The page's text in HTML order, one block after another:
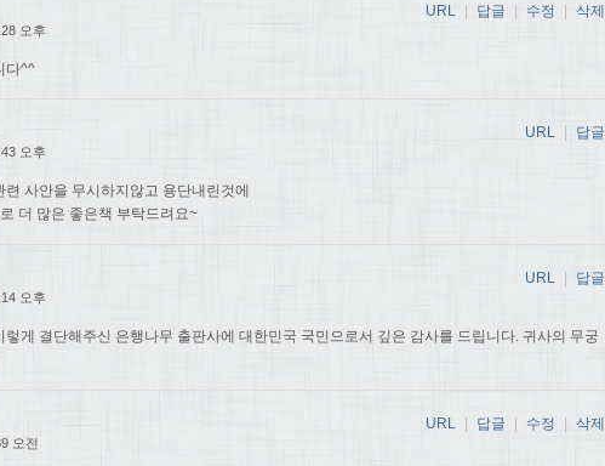
오후
다^^
URL | 답글 | 수정 | 삭제
오후
사안을 무시하지않고 용단내린것에
더 많은 좋은책 부탁드려요~
URL 답글
오후
렇게 결단해주신 은행나무 출판사에 대한민국 국민으로서 깊은 감사를 드립니다. 귀사의 무궁
URL 답글
오전
URL 답글 수정 삭제